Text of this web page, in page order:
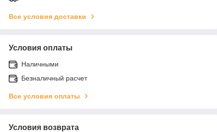
Все условия доставки
Условия оплаты
Наличными
Безналичный расчет
Все условия оплаты
Условия возврата